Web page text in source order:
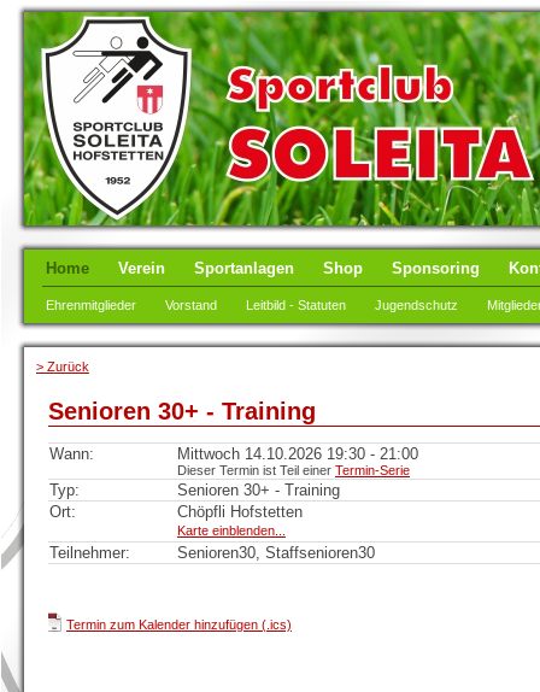
Home Verein Sportanlagen Shop Sponsoring
Ehrenmitglieder Vorstand Leitbild - Statuten Jugendschutz
> Zurück
Senioren 30+ - Training
Wann: Mittwoch 14.10.2026 19:30 - 21:00
Dieser Termin ist Teil einer Termin-Serie
Typ:
Senioren 30+ - Training
Ort:
Chöpfli Hofstetten
Karte einblenden...
Teilnehmer: Senioren30, Staffsenioren30
Termin zum Kalender hinzufügen (.ics)